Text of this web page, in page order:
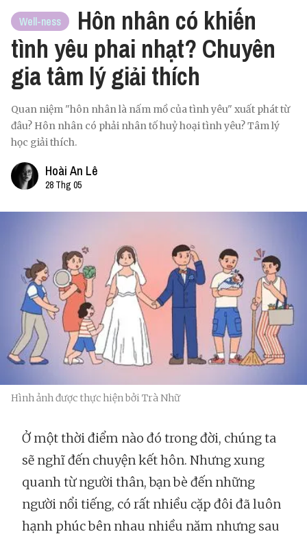
Well-ness
Hôn nhân có khiến
tình yêu phai nhạt? Chuyên
gia tâm lý giải thích
Quan niệm "hôn nhân là nấm mồ của tình yêu" xuất phát từ
đâu? Hôn nhân có phải nhân tố huỷ hoại tình yêu? Tâm lý
học giải thích.
Hoài An Lê
28 Thg 05
Hình ảnh được thực hiện bởi Trà Nhữ
Ở một thời điểm nào đó trong đời, chúng ta
sẽ nghĩ đến chuyện kết hôn. Nhưng xung
quanh từ người thân, bạn bè đến những
người nổi tiếng, có rất nhiều cặp đôi đã luôn
hạnh phúc bên nhau nhiều năm nhưng sau